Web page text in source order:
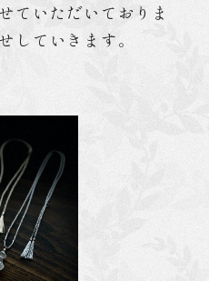
ていただいておりま
していきます。